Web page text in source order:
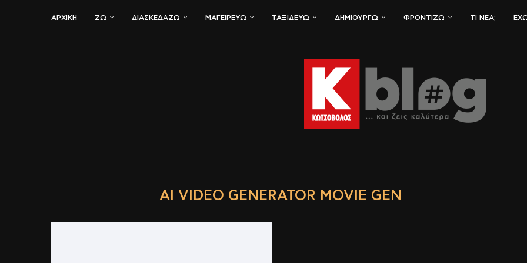
ΑΡΧΙΚΗ ΖΏ ΔΙΑΣΚΕΔΆΖΩ ΜΑΓΕΙΡΕΎΩ ΤΑΞΙΔΕΎΩ ΔΗΜΙΟΥΡΓΏ ΦΡΟΝΤΊΖΩ ΤΙ ΝΈΑ;
AI VIDEO GENERATOR MOVIE GEN